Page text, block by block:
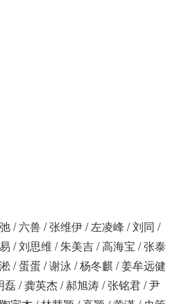
/ 六兽 / 张维伊 / 左凌峰 / 刘同 /
/ 刘思维 / 朱美吉 / 高海宝 / 张泰
/ 蛋蛋 / 谢泳 / 杨冬麒 / 姜牟远健
/ 龚英杰 / 郝旭涛 / 张铭君 / 尹